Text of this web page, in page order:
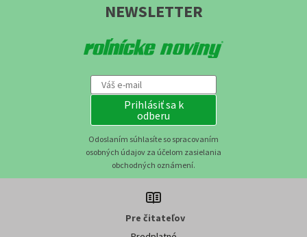
NEWSLETTER
Prihlásiť sa k
odberu
Odoslaním súhlasíte so spracovaním
osobných údajov za účelom zasielania
obchodných oznámení.
Pre čitateľov